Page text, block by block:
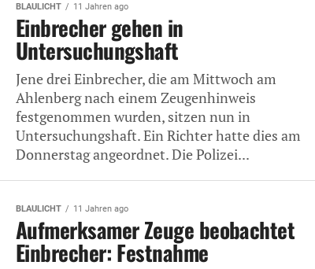
BLAULICHT 11 Jahren ago
Einbrecher gehen in
Untersuchungshaft
Jene drei Einbrecher, die am Mittwoch am
Ahlenberg nach einem Zeugenhinweis
festgenommen wurden, sitzen nun in
Untersuchungshaft. Ein Richter hatte dies am
Donnerstag angeordnet. Die Polizei...
BLAULICHT 11 Jahren ago
Aufmerksamer Zeuge beobachtet
Einbrecher: Festnahme